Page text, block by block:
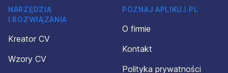
NARZĘDZIA
I ROZWIĄZANIA
Kreator CV
Wzory CV
POZNAJ APLIKUJ.PL
O firmie
Kontakt
Polityka prywatności